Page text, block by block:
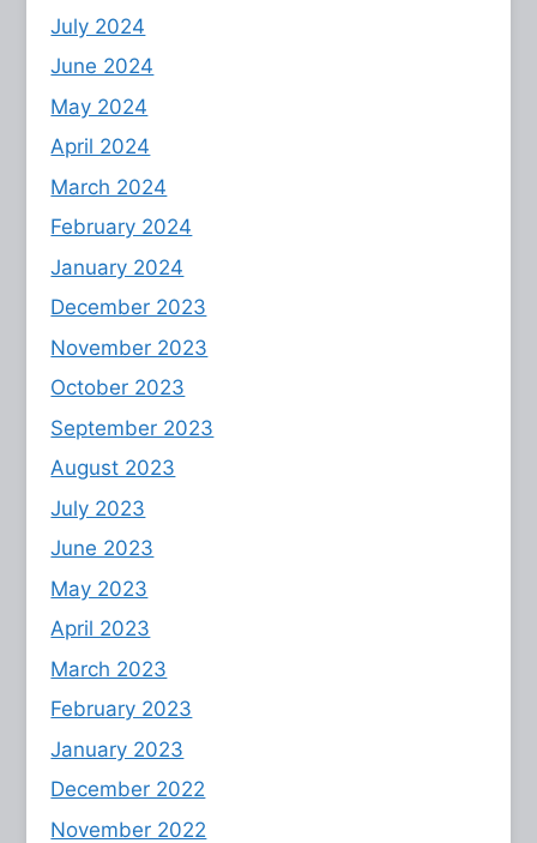
July 2024
June 2024
May 2024
April 2024
March 2024
February 2024
January 2024
December 2023
November 2023
October 2023
September 2023
August 2023
July 2023
June 2023
May 2023
April 2023
March 2023
February 2023
January 2023
December 2022
November 2022